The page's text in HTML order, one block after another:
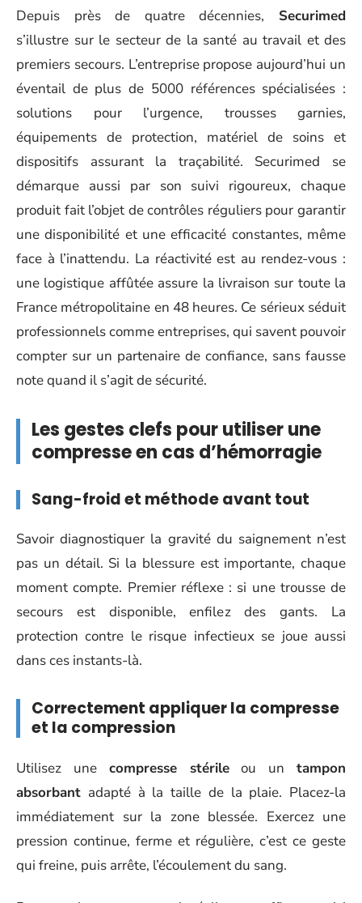
Depuis près de quatre décennies, Securimed
s’illustre sur le secteur de la santé au travail et des
premiers secours. L’entreprise propose aujourd’hui un
éventail de plus de 5000 références spécialisées :
solutions pour l’urgence, trousses garnies,
équipements de protection, matériel de soins et
dispositifs assurant la traçabilité. Securimed se
démarque aussi par son suivi rigoureux, chaque
produit fait l’objet de contrôles réguliers pour garantir
une disponibilité et une efficacité constantes, même
face à l’inattendu. La réactivité est au rendez-vous :
une logistique affûtée assure la livraison sur toute la
France métropolitaine en 48 heures. Ce sérieux séduit
professionnels comme entreprises, qui savent pouvoir
compter sur un partenaire de confiance, sans fausse
note quand il s’agit de sécurité.
Les gestes clefs pour utiliser une
compresse en cas d’hémorragie
Sang-froid et méthode avant tout
Savoir diagnostiquer la gravité du saignement n’est
pas un détail. Si la blessure est importante, chaque
moment compte. Premier réflexe : si une trousse de
secours est disponible, enfilez des gants. La
protection contre le risque infectieux se joue aussi
dans ces instants-là.
Correctement appliquer la compresse
et la compression
Utilisez une compresse stérileou untampon
absorbant adapté à la taille de la plaie. Placez-la
immédiatement sur la zone blessée. Exercez une
pression continue, ferme et régulière, c’est ce geste
qui freine, puis arrête, l’écoulement du sang.